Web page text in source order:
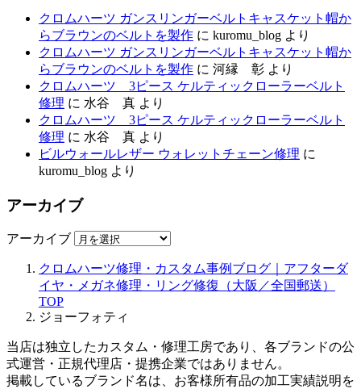
クロムハーツ ガンスリンガーベルトキャスケット帽か
らブラウンのベルトを製作 に kuromu_blog より
クロムハーツ ガンスリンガーベルトキャスケット帽か
らブラウンのベルトを製作 に 河縁 彰 より
クロムハーツ 3ピース ケルティックローラーベルト
修理 に 水谷 真 より
クロムハーツ 3ピース ケルティックローラーベルト
修理 に 水谷 真 より
ビルウォールレザー ウォレットチェーン修理 に
kuromu_blog より
アーカイブ
アーカイブ
クロムハーツ修理・カスタム事例ブログ｜アフターダ
イヤ・メガネ修理・リング修復（大阪／全国郵送）
TOP
ジョーフォティ
当店は独立したカスタム・修理工房であり、各ブランドの公
式運営・正規代理店・提携企業ではありません。
掲載しているブランド名は、お客様所有品の加工実績説明を